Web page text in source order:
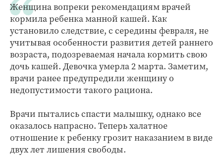
Женщина вопреки рекомендациям врачей
кормила ребенка манной кашей. Как
установило следствие, с середины февраля, не
учитывая особенности развития детей раннего
возраста, подозреваемая начала кормить свою
дочь кашей. Девочка умерла 2 марта. Заметим,
врачи ранее предупредили женщину о
недопустимости такого рациона.
Врачи пытались спасти малышку, однако все
оказалось напрасно. Теперь халатное
отношение к ребенку грозит наказанием в виде
двух лет лишения свободы.